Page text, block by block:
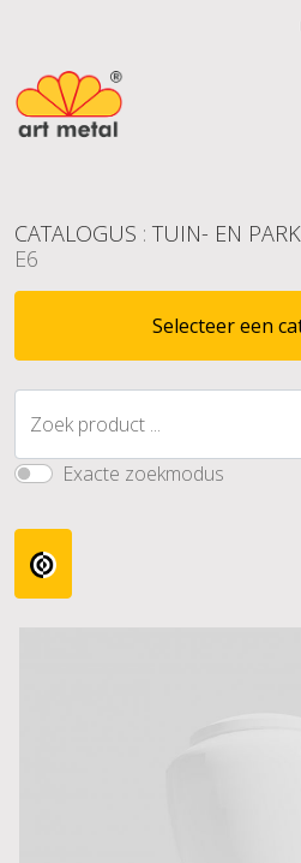
CATALOGUS : TUIN- EN
E6
Selecteer een
Zoek product ...
Exacte zoekmodus